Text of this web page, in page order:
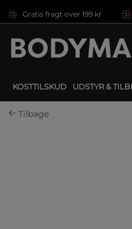
Gratis fragt over 199 kr
KOSTTILSKUD UDSTYR &
Tilbage